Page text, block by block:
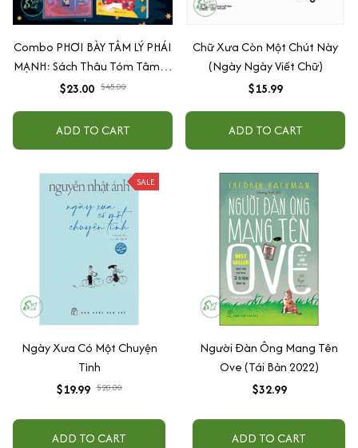
Combo PHƠI BÀY TÂM LÝ PHÁI
MẠNH: Sách Thâu Tóm Tâm Lý
Đàn Ông - Đàn Ông Bóc Phốt
Nhân + Đừng Bao Giờ Theo
$23.00 $45.00
ADD TO CART
Chữ Xưa Còn Một Chút Này
(Ngày Ngày Viết Chữ)
$15.99
ADD TO CART
SALE
Ngày Xưa Có Một Chuyện
Tình
$19.99 $20.00
ADD TO CART
Người Đàn Ông Mang Tên
Ove (Tái Bản 2022)
$32.99
ADD TO CART